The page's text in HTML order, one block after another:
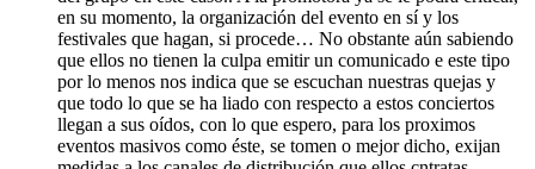
en su momento, la organización del evento en sí y los
festivales que hagan, si procede… No obstante aún sabiendo
que ellos no tienen la culpa emitir un comunicado e este tipo
por lo menos nos indica que se escuchan nuestras quejas y
que todo lo que se ha liado con respecto a estos conciertos
llegan a sus oídos, con lo que espero, para los proximos
eventos masivos como éste, se tomen o mejor dicho, exijan